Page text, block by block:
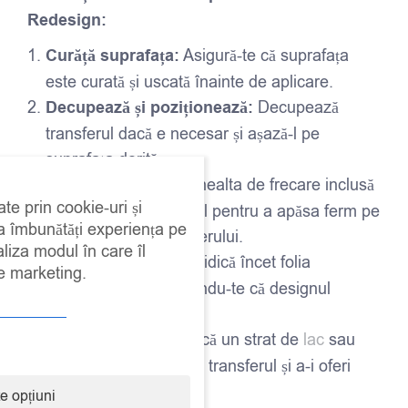
Redesign:
Curăță suprafața: Asigură-te că suprafața
este curată și uscată înainte de aplicare.
Decupează și poziționează: Decupează
transferul dacă e necesar și așază-l pe
suprafața dorită.
Folosește unealta de frecare inclusă
împreună cu transferul pentru a apăsa ferm pe
toată suprafața transferului.
Îndepărtează folia:
Ridică încet folia
transparentă, asigurându-te că designul
rămâne pe suprafață.
La final, aplică un strat de lac sau
pentru a proteja transferul și a-i oferi
durabilitate.
prin cookie-uri și
îmbunătăți experiența pe
modul în care îl
marketing.
opțiuni